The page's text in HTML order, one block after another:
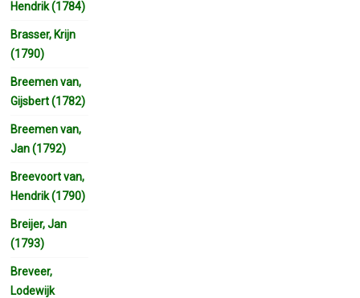
Hendrik (1784)
Brasser, Krijn
(1790)
Breemen van,
Gijsbert (1782)
Breemen van,
Jan (1792)
Breevoort van,
Hendrik (1790)
Breijer, Jan
(1793)
Breveer,
Lodewijk